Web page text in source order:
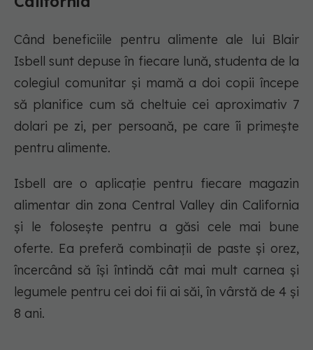
Când beneficiile pentru alimente ale lui Blair
Isbell sunt depuse în fiecare lună, studenta de la
colegiul comunitar și mamă a doi copii începe
să planifice cum să cheltuie cei aproximativ 7
dolari pe zi, per persoană, pe care îi primește
pentru alimente.
Isbell are o aplicație pentru fiecare magazin
alimentar din zona Central Valley din California
și le folosește pentru a găsi cele mai bune
oferte. Ea preferă combinații de paste și orez,
încercând să își întindă cât mai mult carnea și
legumele pentru cei doi fii ai săi, în vârstă de 4 și
8 ani.